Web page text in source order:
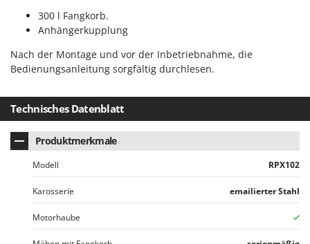
300 l Fangkorb.
Anhängerkupplung
Nach der Montage und vor der Inbetriebnahme, die
Bedienungsanleitung sorgfältig durchlesen.
Technisches Datenblatt
Produktmerkmale
Modell RPX102
Karosserie emailierter Stahl
Motorhaube